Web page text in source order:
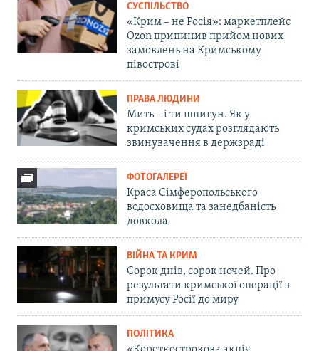
СУСПІЛЬСТВО
«Крим – не Росія»: маркетплейс
Ozon припинив прийом нових
замовлень на Кримському
півострові
ПРАВА ЛЮДИНИ
Мить – і ти шпигун. Як у
кримських судах розглядають
звинувачення в держзраді
ФОТОГАЛЕРЕЇ
Краса Сімферопольського
водосховища та занедбаність
довкола
ВІЙНА ТА КРИМ
Сорок днів, сорок ночей. Про
результати кримської операції з
примусу Росії до миру
ПОЛІТИКА